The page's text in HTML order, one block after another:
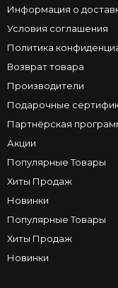
Информация о
Условия соглашения
Политика
Возврат товара
Производители
Подарочные
Партнёрская
Акции
Популярные Товары
Хиты Продаж
Новинки
Популярные Товары
Хиты Продаж
Новинки